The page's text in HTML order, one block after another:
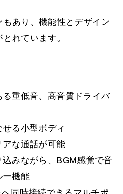
あり、機能性とデザイン
れています。
重低⾳、⾼⾳質ドライバ
る⼩型ボディ
な通話が可能
みながら、BGM感覚で⾳
ー機能